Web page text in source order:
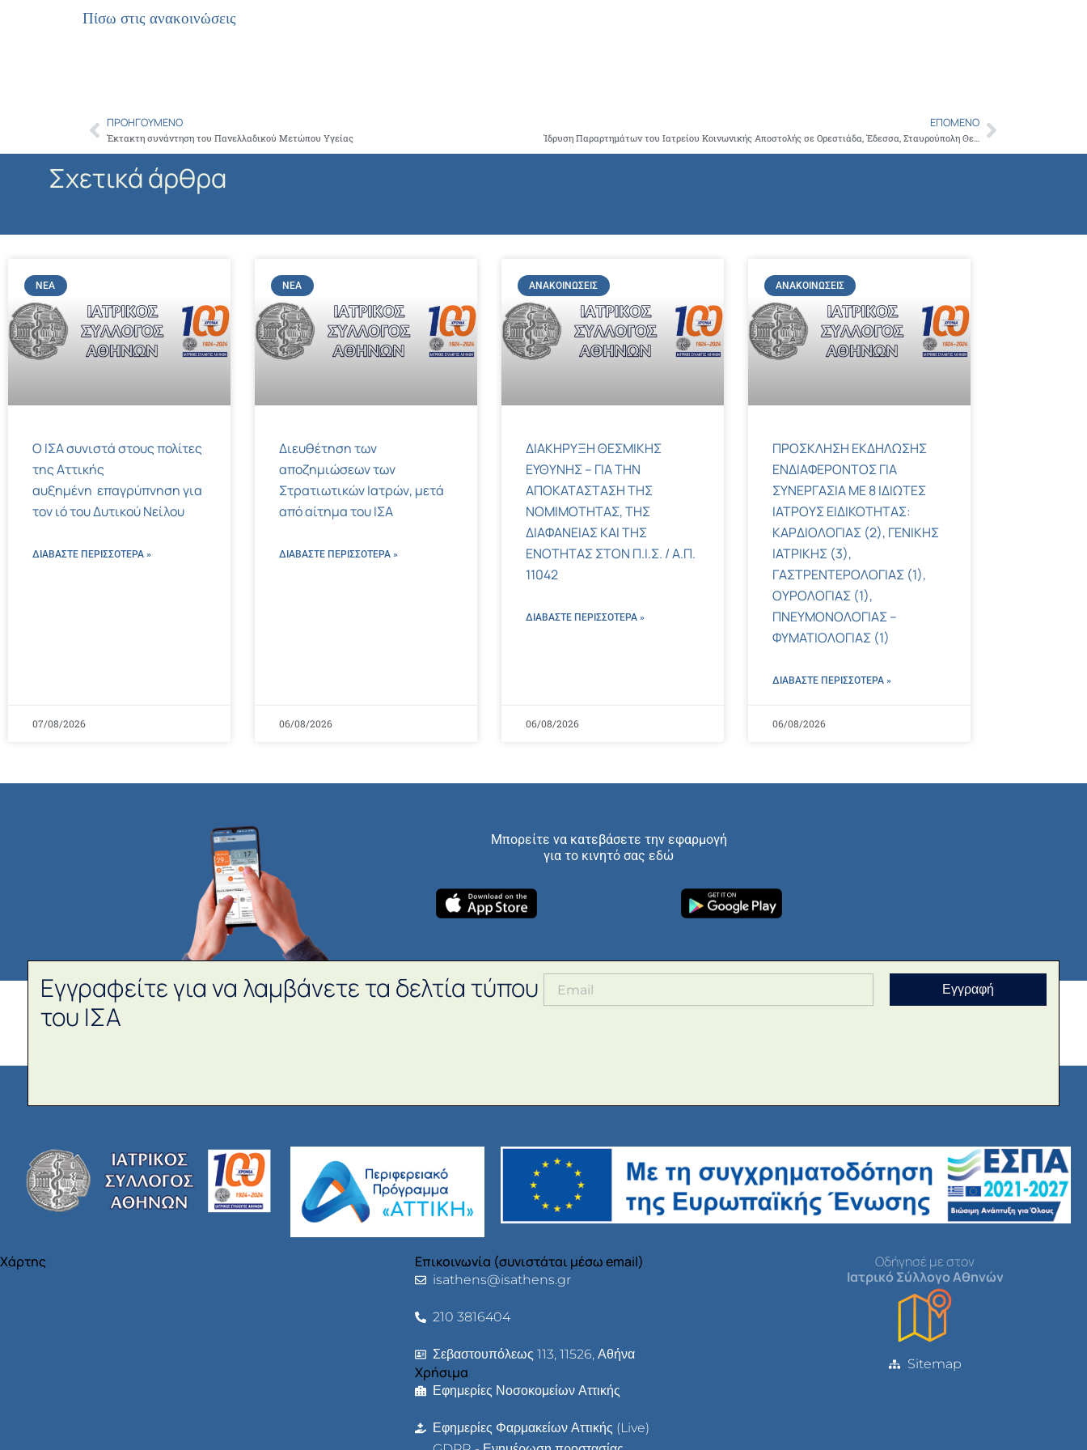
Πίσω στις ανακοινώσεις
Prev
ΠΡΟΗΓΟΎΜΕΝΟ
Έκτακτη συνάντηση του Πανελλαδικού Μετώπου Υγείας
ΕΠΌΜΕΝΟ
Ίδρυση Παραρτημάτων του Ιατρείου Κοινωνικής Αποστολής σε Ορεστιάδα, Έδεσσα, Σταυρούπολη Θεσσαλονίκης, Κέρκυρα και ΠεριστέριNext
Σχετικά άρθρα
ΝΈΑ
Ο ΙΣΑ συνιστά στους πολίτες
της Αττικής
αυξημένη επαγρύπνηση για
τον ιό του Δυτικού Νείλου
ΔΙΑΒΑΣΤΕ ΠΕΡΙΣΣΌΤΕΡΑ »
07/08/2026
ΝΈΑ
Διευθέτηση των
αποζημιώσεων των
Στρατιωτικών Ιατρών, μετά
από αίτημα του ΙΣΑ
ΔΙΑΒΑΣΤΕ ΠΕΡΙΣΣΌΤΕΡΑ »
06/08/2026
ΑΝΑΚΟΙΝΏΣΕΙΣ
ΔΙΑΚΗΡΥΞΗ ΘΕΣΜΙΚΗΣ
ΕΥΘΥΝΗΣ – ΓΙΑ ΤΗΝ
ΑΠΟΚΑΤΑΣΤΑΣΗ ΤΗΣ
ΝΟΜΙΜΟΤΗΤΑΣ, ΤΗΣ
ΔΙΑΦΑΝΕΙΑΣ ΚΑΙ ΤΗΣ
ΕΝΟΤΗΤΑΣ ΣΤΟΝ Π.Ι.Σ. / Α.Π.
11042
ΔΙΑΒΑΣΤΕ ΠΕΡΙΣΣΌΤΕΡΑ »
06/08/2026
ΑΝΑΚΟΙΝΏΣΕΙΣ
ΠΡΟΣΚΛΗΣΗ ΕΚΔΗΛΩΣΗΣ
ΕΝΔΙΑΦΕΡΟΝΤΟΣ ΓΙΑ
ΣΥΝΕΡΓΑΣΙΑ ΜΕ 8 ΙΔΙΩΤΕΣ
ΙΑΤΡΟΥΣ ΕΙΔΙΚΟΤΗΤΑΣ:
ΚΑΡΔΙΟΛΟΓΙΑΣ (2), ΓΕΝΙΚΗΣ
ΙΑΤΡΙΚΗΣ (3),
ΓΑΣΤΡΕΝΤΕΡΟΛΟΓΙΑΣ (1),
ΟΥΡΟΛΟΓΙΑΣ (1),
ΠΝΕΥΜΟΝΟΛΟΓΙΑΣ –
ΦΥΜΑΤΙΟΛΟΓΙΑΣ (1)
ΔΙΑΒΑΣΤΕ ΠΕΡΙΣΣΌΤΕΡΑ »
06/08/2026
Μπορείτε να κατεβάσετε την εφαρμογή
για το κινητό σας εδώ
Εγγραφείτε για να λαμβάνετε τα δελτία τύπου
του ΙΣΑ
Εγγραφή
Χάρτης Επικοινωνία (συνιστάται μέσω email)
isathens@isathens.gr
210 3816404
Σεβαστουπόλεως 113, 11526, Αθήνα
Χρήσιμα
Εφημερίες Νοσοκομείων Αττικής
Εφημερίες Φαρμακείων Αττικής (Live)
Οδήγησέ με στον
Ιατρικό Σύλλογο Αθηνών
Sitemap